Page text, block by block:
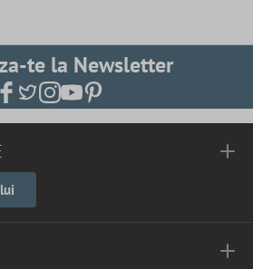
te la Newsletter